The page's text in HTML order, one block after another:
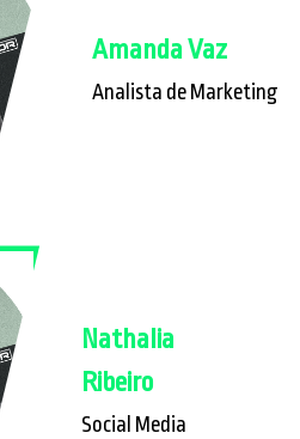
Amanda Vaz
Analista de Marketing
Nathalia
Ribeiro
Social Media